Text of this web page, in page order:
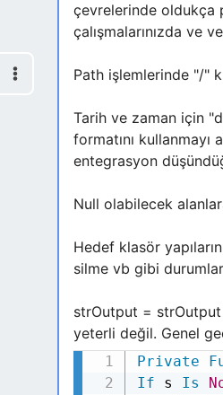
çevrelerinde oldukça
çalışmalarınızda ve
Path işlemlerinde "/"
Tarih ve zaman için
formatını
entegrasyon
Null olabilecek
Hedef klasör
silme vb gibi
strOutput =
yeterli değil. Genel
Private
If s Is